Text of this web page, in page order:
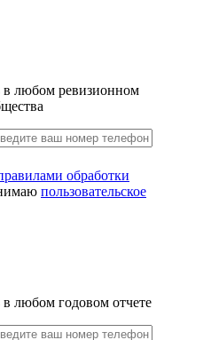
в любом ревизионном
обработки
пользовательское
любом годовом отчете